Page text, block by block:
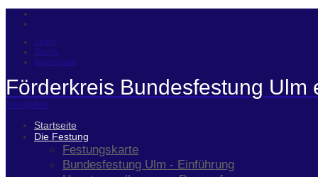
Login
Suche
Impressum
Förderkreis Bundesfestung Ulm
Navigation
Startseite
Die Festung
Festungskarte
Bundesfestung Ulm - Einführung